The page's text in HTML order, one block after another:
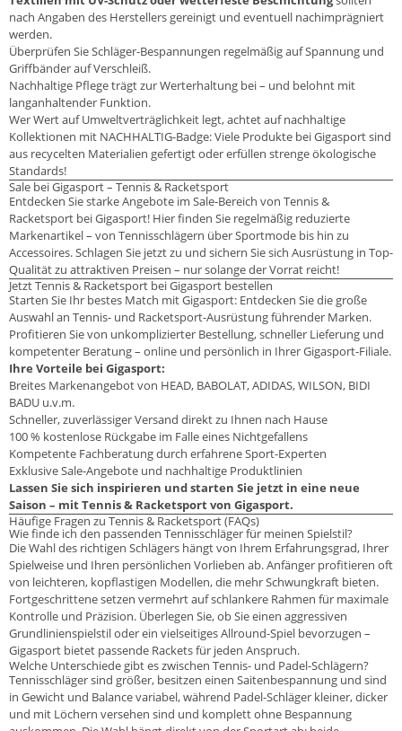
nach Angaben des Herstellers gereinigt und eventuell nachimprägniert
werden.
Überprüfen Sie Schläger-Bespannungen regelmäßig auf Spannung und
Griffbänder auf Verschleiß.
Nachhaltige Pflege trägt zur Werterhaltung bei – und belohnt mit
langanhaltender Funktion.
Wer Wert auf Umweltverträglichkeit legt, achtet auf nachhaltige
Kollektionen mit NACHHALTIG-Badge: Viele Produkte bei Gigasport sind
aus recycelten Materialien gefertigt oder erfüllen strenge ökologische
Standards!
Sale bei Gigasport – Tennis & Racketsport
Entdecken Sie starke Angebote im Sale-Bereich von Tennis &
Racketsport bei Gigasport! Hier finden Sie regelmäßig reduzierte
Markenartikel – von Tennisschlägern über Sportmode bis hin zu
Accessoires. Schlagen Sie jetzt zu und sichern Sie sich Ausrüstung in Top-
Qualität zu attraktiven Preisen – nur solange der Vorrat reicht!
Jetzt Tennis & Racketsport bei Gigasport bestellen
Starten Sie Ihr bestes Match mit Gigasport: Entdecken Sie die große
Auswahl an Tennis- und Racketsport-Ausrüstung führender Marken.
Profitieren Sie von unkomplizierter Bestellung, schneller Lieferung und
kompetenter Beratung – online und persönlich in Ihrer Gigasport-Filiale.
Ihre Vorteile bei Gigasport:
Breites Markenangebot von HEAD, BABOLAT, ADIDAS, WILSON, BIDI
BADU u.v.m.
Schneller, zuverlässiger Versand direkt zu Ihnen nach Hause
100 % kostenlose Rückgabe im Falle eines Nichtgefallens
Kompetente Fachberatung durch erfahrene Sport-Experten
Exklusive Sale-Angebote und nachhaltige Produktlinien
Lassen Sie sich inspirieren und starten Sie jetzt in eine neue
Saison – mit Tennis & Racketsport von Gigasport.
Häufige Fragen zu Tennis & Racketsport (FAQs)
Wie finde ich den passenden Tennisschläger für meinen Spielstil?
Die Wahl des richtigen Schlägers hängt von Ihrem Erfahrungsgrad, Ihrer
Spielweise und Ihren persönlichen Vorlieben ab. Anfänger profitieren oft
von leichteren, kopflastigen Modellen, die mehr Schwungkraft bieten.
Fortgeschrittene setzen vermehrt auf schlankere Rahmen für maximale
Kontrolle und Präzision. Überlegen Sie, ob Sie einen aggressiven
Grundlinienspielstil oder ein vielseitiges Allround-Spiel bevorzugen –
Gigasport bietet passende Rackets für jeden Anspruch.
Welche Unterschiede gibt es zwischen Tennis- und Padel-Schlägern?
Tennisschläger sind größer, besitzen einen Saitenbespannung und sind
in Gewicht und Balance variabel, während Padel-Schläger kleiner, dicker
und mit Löchern versehen sind und komplett ohne Bespannung